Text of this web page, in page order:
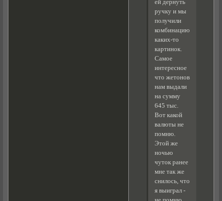
ей дернуть
ручку и мы
получили
комбинацию
каких-то
картинок.
Самое
интересное
что жетонов
нам выдали
на сумму
645 тыс.
Вот какой
валюты не
помню.
Этой же
ночью
чуток ранее
мне так же
снилось, что
я выиграл -